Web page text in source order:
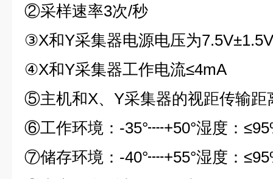
②采样速率3次/秒
③X和Y采集器电源电压为7.5V±1.5V
④X和Y采集器工作电流≤4mA
⑤主机和X、Y采集器的视距传输距
⑥工作环境：-35°┉+50°湿度：
⑦储存环境：-40°┉+55°湿度：